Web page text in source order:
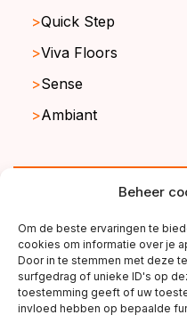
Beheer
Om de beste ervaringen te
cookies om informatie over je
Door in te stemmen met deze
surfgedrag of unieke ID's op
toestemming geeft of uw
invloed hebben op bepaalde
Quick Step
Viva Floors
Sense
Ambiant